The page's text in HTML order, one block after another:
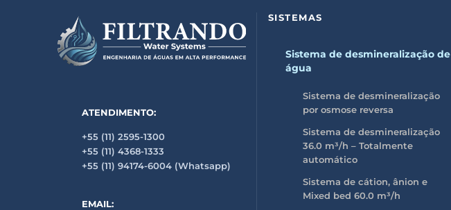
ATENDIMENTO:
+55 (11) 2595-1300
+55 (11) 4368-1333
+55 (11) 94174-6004 (Whatsapp)
EMAIL:
SISTEMAS
Sistema de desmineralização de
água
Sistema de desmineralização
por osmose reversa
Sistema de desmineralização
36.0 m³/h – Totalmente
automático
Sistema de cátion, ânion e
Mixed bed 60.0 m³/h